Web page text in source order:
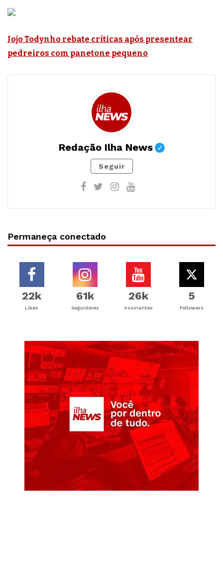
Jojo Todynho rebate críticas após presentear
pedreiros com panetone pequeno
Redação Ilha News
Seguir
Permaneça conectado
22k
Likes
61k
Seguidores
26k
Assinantes
5
Followers